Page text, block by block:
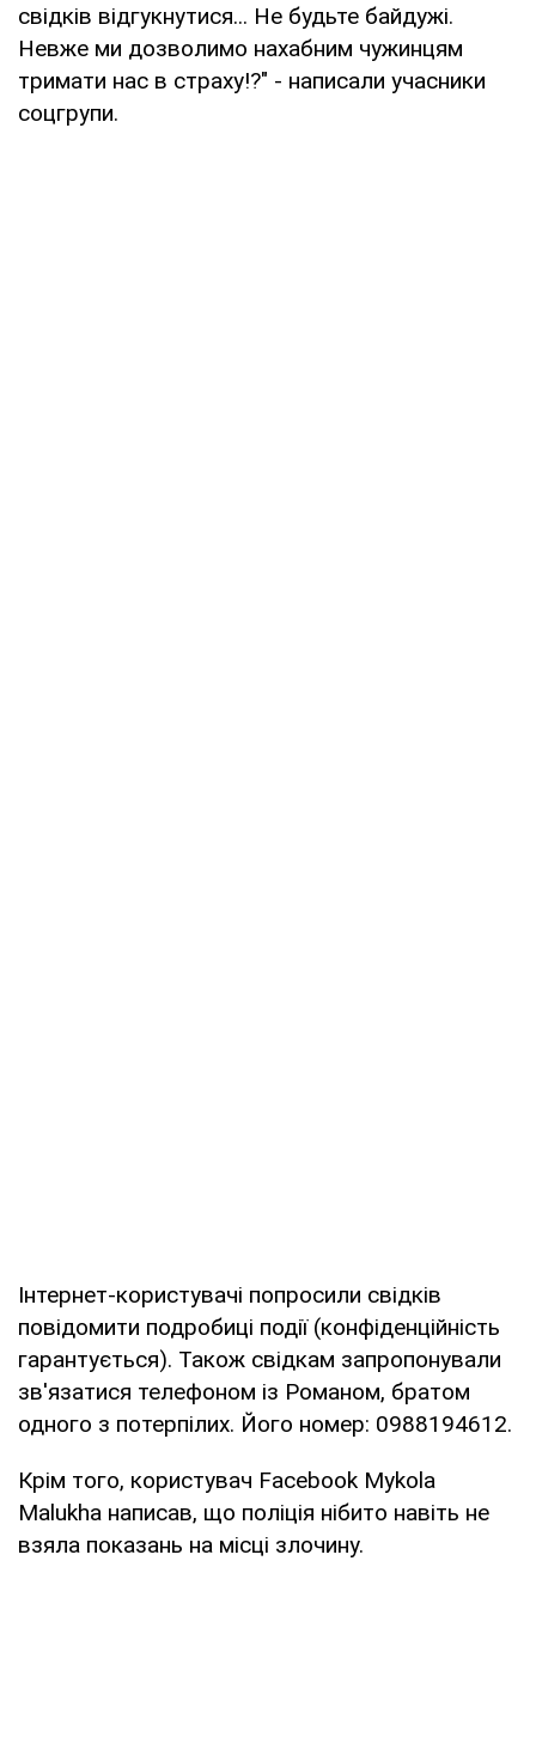
свідків відгукнутися... Не будьте байдужі.
Невже ми дозволимо нахабним чужинцям
тримати нас в страху!?" - написали учасники
соцгрупи.
Інтернет-користувачі попросили свідків
повідомити подробиці події (конфіденційність
гарантується). Також свідкам запропонували
зв'язатися телефоном із Романом, братом
одного з потерпілих. Його номер: 0988194612.
Крім того, користувач Facebook Mykola
Malukha написав, що поліція нібито навіть не
взяла показань на місці злочину.